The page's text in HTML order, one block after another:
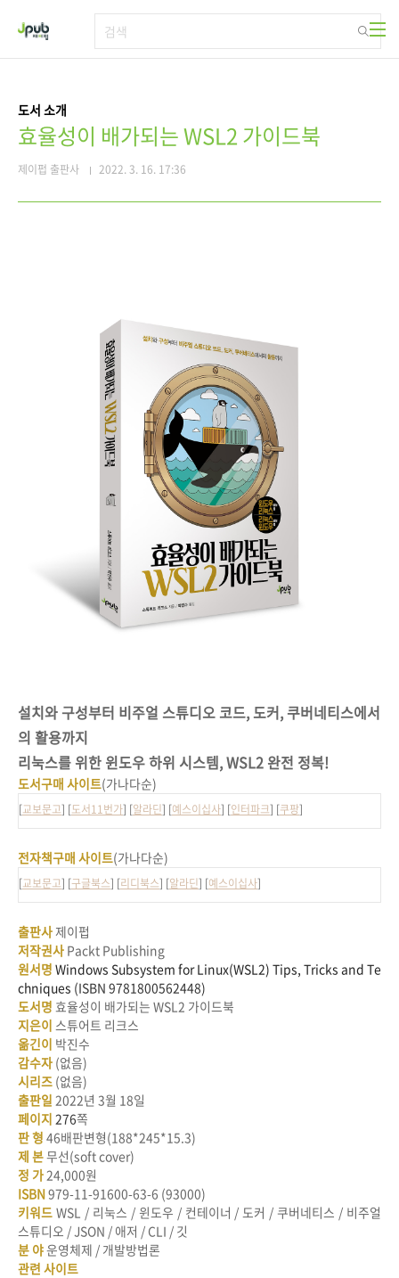
도서 소개
효율성이 배가되는 WSL2 가이드북
제이펍 출판사 2022. 3. 16. 17:36
설치와 구성부터 비주얼 스튜디오 코드, 도커, 쿠버네티스에서
의 활용까지
리눅스를 위한 윈도우 하위 시스템, WSL2 완전 정복!
도서구매 사이트(가나다순)
[교보문고] [도서11번가] [알라딘] [예스이십사] [인터파크] [쿠팡]
전자책구매 사이트(가나다순)
[교보문고] [구글북스] [리디북스] [알라딘] [예스이십사]
출판사제이펍
저작권사 Packt Publishing
원서명 Windows Subsystem for Linux(WSL2) Tips, Tricks and Te
chniques (ISBN 9781800562448)
도서명 효율성이 배가되는 WSL2 가이드북
지은이 스튜어트 리크스
옮긴이 박진수
감수자 (없음)
시리즈 (없음)
출판일 2022년 3월 18일
페이지 276쪽
판 형 46배판변형(188*245*15.3)
제 본무선(soft cover)
정 가24,000원
ISBN979-11-91600-63-6 (93000)
키워드 WSL / 리눅스 / 윈도우 / 컨테이너 /도커 / 쿠버네티스 / 비주얼
스튜디오 / JSON / 애저 / CLI / 깃
분 야운영체제 / 개발방법론
관련 사이트